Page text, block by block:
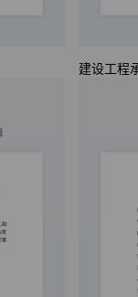
建设工程